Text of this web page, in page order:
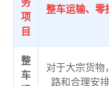
项
目
整车运输、零
整
车
对于大宗货物
路和合理安